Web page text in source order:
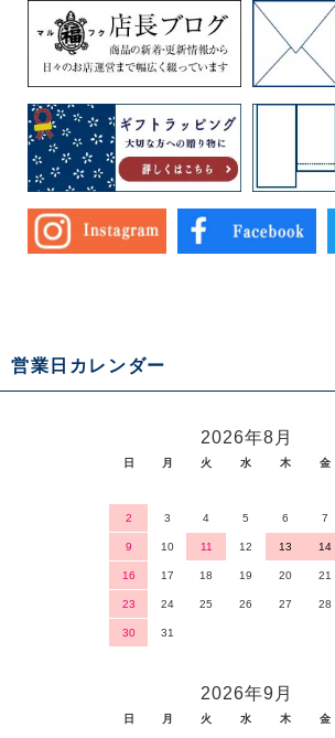
営業日カレンダー
2026年8月
日 月 火 水 木 金
2 3 4 5 6 7
9 10 11 12 13 14
16 17 18 19 20 21
23 24 25 26 27 28
30 31
2026年9月
日 月 火 水 木 金